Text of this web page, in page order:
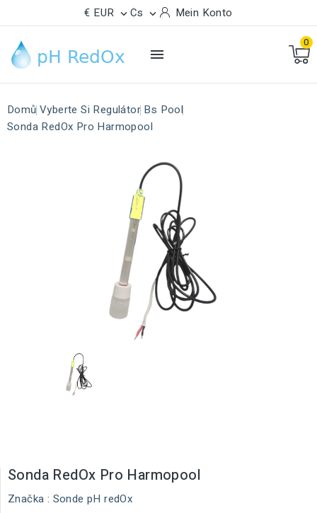
€ EUR  Cs  Mein Konto

0
Domů Vyberte Si Regulátor Bs Pool
Sonda RedOx Pro Harmopool
Sonda RedOx Pro Harmopool
Značka : Sonde pH redOx